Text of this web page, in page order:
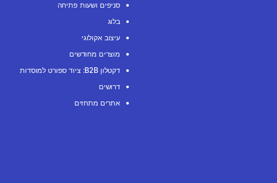
סניפים ושעות פתיחה
בלוג
עיצוב אקולוגי
מוצרים מחודשים
דקטלון B2B: ציוד ספורט למוסדות
דרושים
אתרים מתחזים